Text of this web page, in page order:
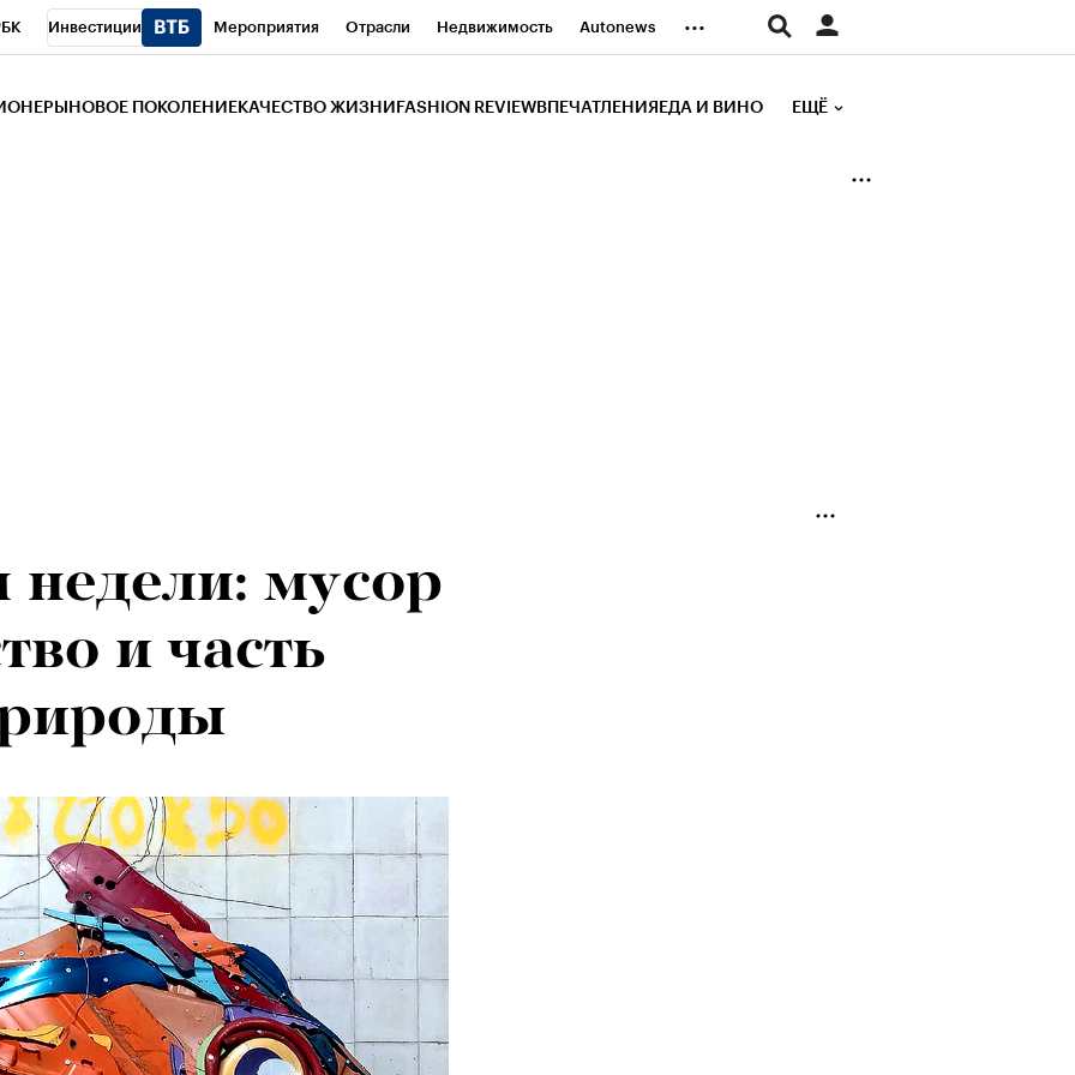
Инвестиции Мероприятия Отрасли Недвижимость Autonews ...
НОВОЕ ПОКОЛЕНИЕ КАЧЕСТВО ЖИЗНИ FASHION REVIEW ВПЕЧАТЛЕНИЯ ЕДА И ВИНО ЕЩЁ
недели: мусор
и часть
людей от
театровед —
Юрия